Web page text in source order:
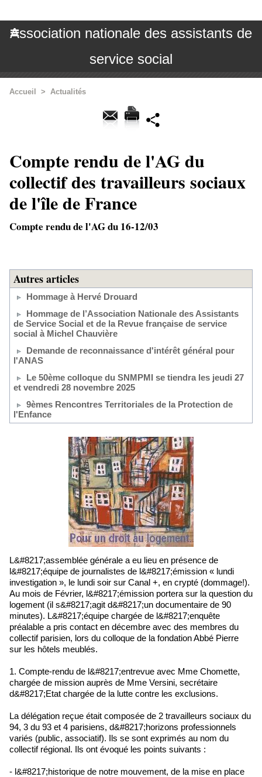
Association nationale des assistants de
service social
Accueil > Actualités
Compte rendu de l'AG du
collectif des travailleurs sociaux
de l'île de France
Compte rendu de l'AG du 16-12/03
Autres articles
Hommage à Hervé Drouard
Hommage de l’Association Nationale des Assistants
de Service Social et de la Revue française de service
social à Michel Chauvière
Demande de reconnaissance d'intérêt général pour
l'ANAS
Le 50ème colloque du SNMPMI se tiendra les jeudi 27
et vendredi 28 novembre 2025
9èmes Rencontres Territoriales de la Protection de
l'Enfance
L&#8217;assemblée générale a eu lieu en présence de
l&#8217;équipe de journalistes de l&#8217;émission « lundi
investigation », le lundi soir sur Canal +, en crypté (dommage!).
Au mois de Février, l&#8217;émission portera sur la question du
logement (il s&#8217;agit d&#8217;un documentaire de 90
minutes). L&#8217;équipe chargée de l&#8217;enquête
préalable a pris contact en décembre avec des membres du
collectif parisien, lors du colloque de la fondation Abbé Pierre
sur les hôtels meublés.
1. Compte-rendu de l&#8217;entrevue avec Mme Chomette,
chargée de mission auprès de Mme Versini, secrétaire
d&#8217;Etat chargée de la lutte contre les exclusions.
La délégation reçue était composée de 2 travailleurs sociaux du
94, 3 du 93 et 4 parisiens, d&#8217;horizons professionnels
variés (public, associatif). Ils se sont exprimés au nom du
collectif régional. Ils ont évoqué les points suivants :
- l&#8217;historique de notre mouvement, de la mise en place